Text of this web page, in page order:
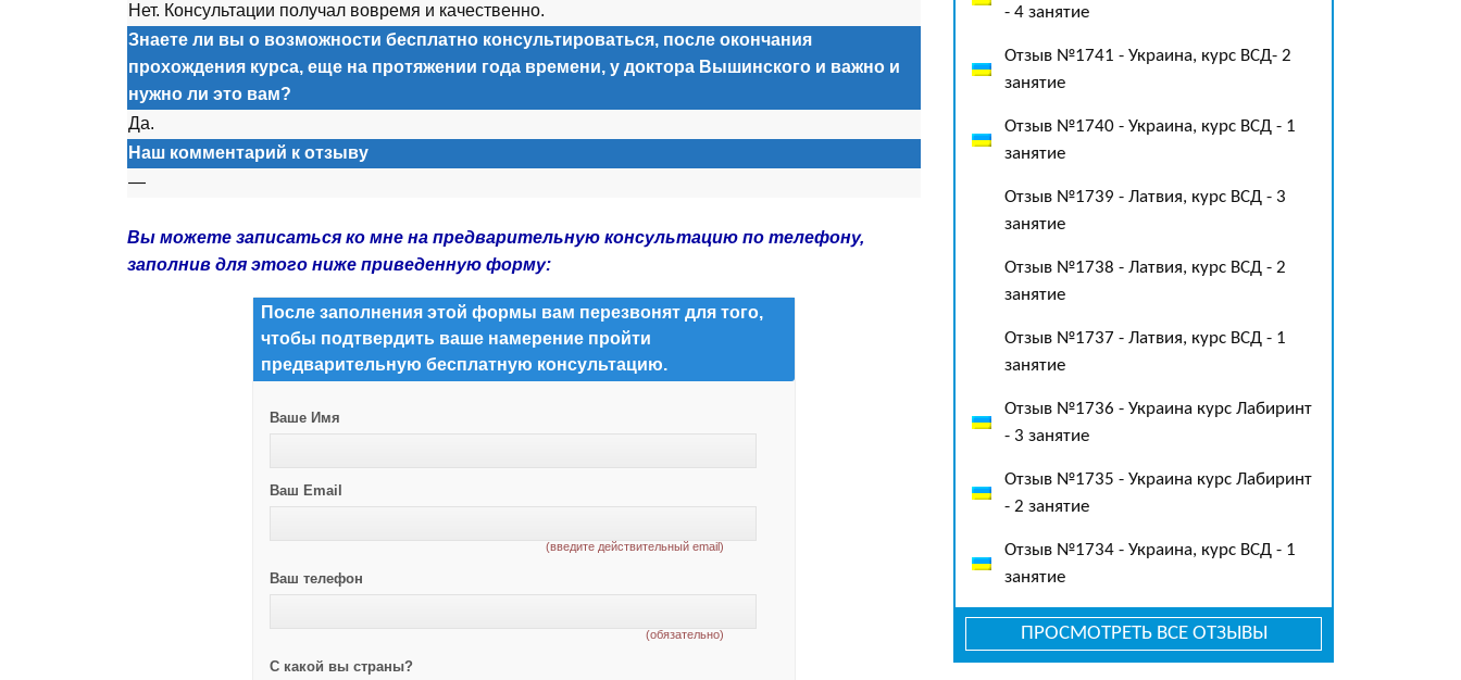
Нет. Консультации получал вовремя и качественно.
Знаете ли вы о возможности бесплатно консультироваться, после окончания
прохождения курса, еще на протяжении года времени, у доктора Вышинского и важно и
нужно ли это вам?
Да.
Наш комментарий к отзыву
—
Вы можете записаться ко мне на предварительную консультацию по телефону,
заполнив для этого ниже приведенную форму:
После заполнения этой формы вам перезвонят для того,
чтобы подтвердить ваше намерение пройти
предварительную бесплатную консультацию.
Ваше Имя
Ваш Email
(введите действительный email)
Ваш телефон
(обязательно)
С какой вы страны?
- 4 занятие
Отзыв №1741 - Украина, курс ВСД- 2
занятие
Отзыв №1740 - Украина, курс ВСД - 1
занятие
Отзыв №1739 - Латвия, курс ВСД - 3
занятие
Отзыв №1738 - Латвия, курс ВСД - 2
занятие
Отзыв №1737 - Латвия, курс ВСД - 1
занятие
Отзыв №1736 - Украина курс Лабиринт
- 3 занятие
Отзыв №1735 - Украина курс Лабиринт
- 2 занятие
Отзыв №1734 - Украина, курс ВСД - 1
занятие
ПРОСМОТРЕТЬ ВСЕ ОТЗЫВЫ